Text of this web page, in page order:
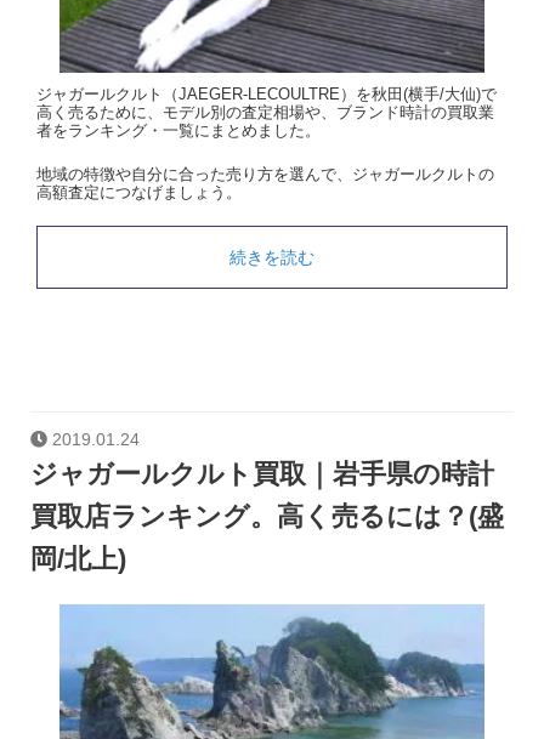
ジャガールクルト（JAEGER-LECOULTRE）を秋田(横手/大仙)で
高く売るために、モデル別の査定相場や、ブランド時計の買取業
者をランキング・一覧にまとめました。
地域の特徴や自分に合った売り方を選んで、ジャガールクルトの
高額査定につなげましょう。
続きを読む
2019.01.24
ジャガールクルト買取｜岩手県の時計
買取店ランキング。高く売るには？(盛
岡/北上)